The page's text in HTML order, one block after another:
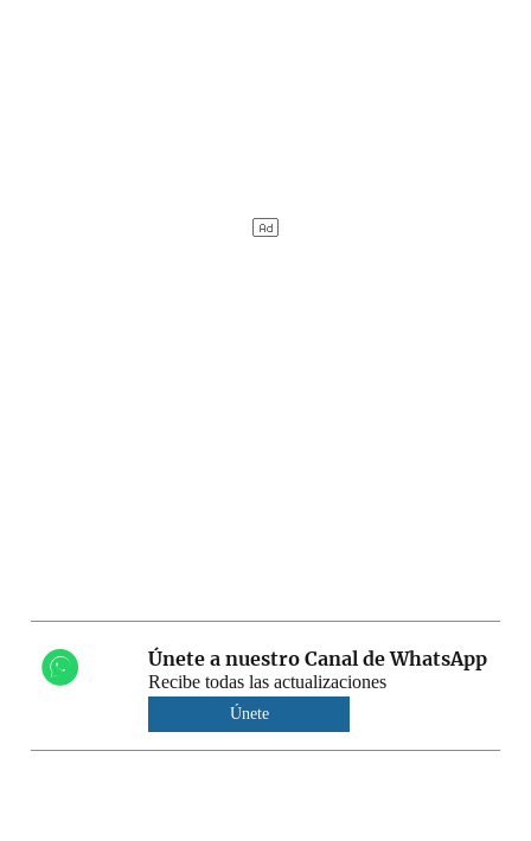
Únete a nuestro Canal de WhatsApp
Recibe todas las actualizaciones
Únete